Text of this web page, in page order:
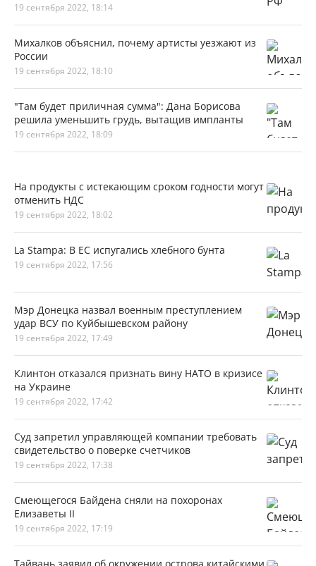
19 сентября 2022, 18:14
Михалков объяснил, почему артисты уезжают из
России
19 сентября 2022, 18:10
"Там будет приличная сумма": Дана Борисова
решила уменьшить грудь, вытащив импланты
19 сентября 2022, 18:09
На продукты с истекающим сроком годности могут
отменить НДС
19 сентября 2022, 18:02
La Stampa: В ЕС испугались хлебного бунта
19 сентября 2022, 17:56
Мэр Донецка назвал военным преступлением
удар ВСУ по Куйбышевском району
19 сентября 2022, 17:49
Клинтон отказался признать вину НАТО в кризисе
на Украине
19 сентября 2022, 17:42
Суд запретил управляющей компании требовать
свидетельство о поверке счетчиков
19 сентября 2022, 17:38
Смеющегося Байдена сняли на похоронах
Елизаветы II
19 сентября 2022, 17:19